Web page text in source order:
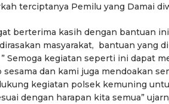
terciptanya Pemilu yang Damai
berterima kasih dengan bantuan
masyarakat, bantuan yang
Semoga kegiatan seperti ini dapat
dan kami juga mendoakan
kegiatan polsek kemuning
dengan harapan kita semua”